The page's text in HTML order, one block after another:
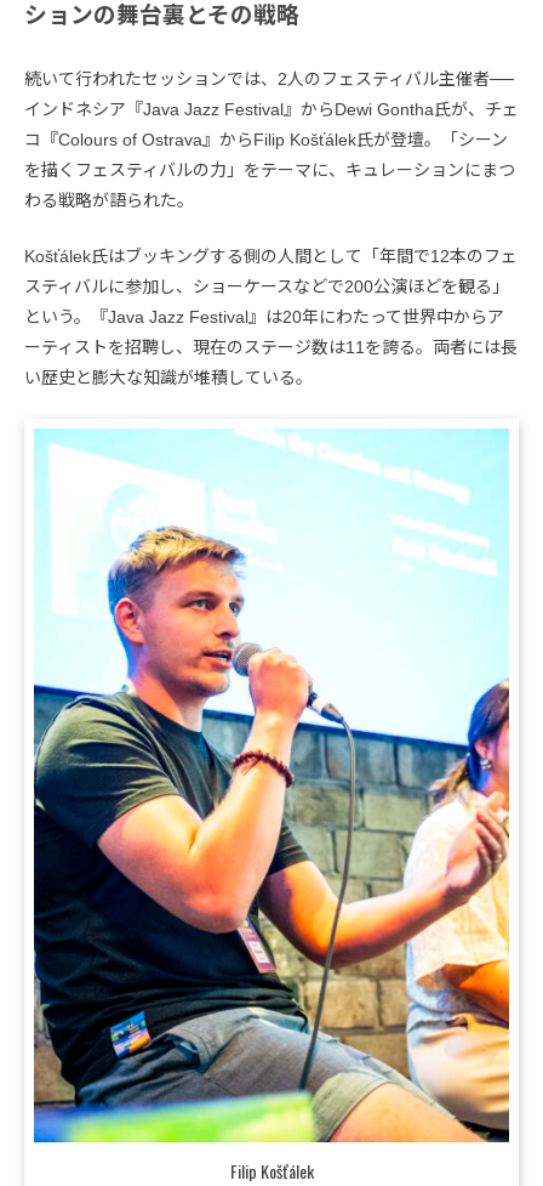
ションの舞台裏とその戦略
続いて行われたセッションでは、2人のフェスティバル主催者──
インドネシア『Java Jazz Festival』からDewi Gontha氏が、チェ
コ『Colours of Ostrava』からFilip Košťálek氏が登壇。「シーン
を描くフェスティバルの力」をテーマに、キュレーションにまつ
わる戦略が語られた。
Košťálek氏はブッキングする側の人間として「年間で12本のフェ
スティバルに参加し、ショーケースなどで200公演ほどを観る」
という。『Java Jazz Festival』は20年にわたって世界中からア
ーティストを招聘し、現在のステージ数は11を誇る。両者には長
い歴史と膨大な知識が堆積している。
Filip Košťálek